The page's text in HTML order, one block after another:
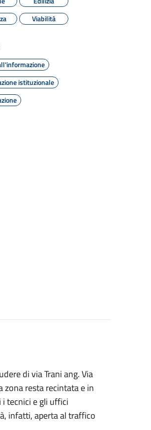
Viabilità
istituzionale
di via Trani ang. Via
zona resta recintata e in
tecnici e gli uffici
infatti, aperta al traffico